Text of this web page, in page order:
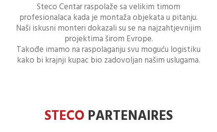
Steco Centar raspolaže sa velikim timom
profesionalaca kada je montaža objekata u pitanju.
Naši iskusni monteri dokazali su se na najzahtjevnijim
projektima širom Evrope.
Takođe imamo na raspolaganju svu moguću logistiku
kako bi krajnji kupac bio zadovoljan našim uslugama.
STECOPARTENAIRES